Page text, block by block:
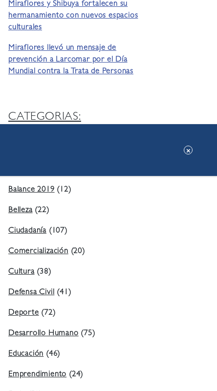
Miraflores y Shibuya fortalecen su
hermanamiento con nuevos espacios
culturales
Miraflores llevó un mensaje de
prevención a Larcomar por el Día
Mundial contra la Trata de Personas
CATEGORIAS:
Balance 2019(12)
Belleza(22)
Ciudadanía (107)
Comercialización(20)
Cultura(38)
Defensa Civil(41)
Deporte(72)
Desarrollo Humano(75)
Educación(46)
Emprendimiento(24)